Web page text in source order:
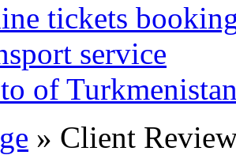
tickets
service
of
» Client